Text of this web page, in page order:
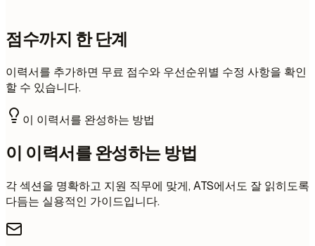
점수까지 한 단계
이력서를 추가하면 무료 점수와 우선순위별 수정 사항을 확인
할 수 있습니다.
이 이력서를 완성하는 방법
이 이력서를 완성하는 방법
각 섹션을 명확하고 지원 직무에 맞게, ATS에서도 잘 읽히도록
다듬는 실용적인 가이드입니다.